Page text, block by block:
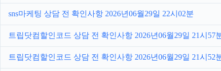
sns마케팅 상담 전 확인사항 2026년06월29일 22시02분
트립닷컴할인코드 상담 전 확인사항 2026년06월29일 21시57
트립닷컴할인코드 상담 전 확인사항 2026년06월29일 21시52